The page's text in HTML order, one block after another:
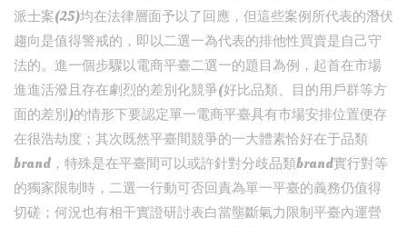
派士案(25)均在法律層面予以了回應，但這些案例所代表的潛伏
趨向是值得警戒的，即以二選一為代表的排他性買賣是自己守
法的。進一個步驟以電商平臺二選一的題目為例，起首在市場
進進活潑且存在劇烈的差別化競爭(好比品類、目的用戶群等方
面的差別)的情形下要認定單一電商平臺具有市場安排位置便存
在很浩劫度；其次既然平臺間競爭的一大體素恰好在于品類
brand，特殊是在平臺間可以或許針對分歧品類brand實行對等
的獨家限制時，二選一行動可否回責為單一平臺的義務仍值得
切磋；何況也有相干實證研討表白當壟斷氣力限制平臺內運營